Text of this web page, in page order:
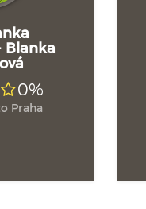
Blanka
0%
Praha